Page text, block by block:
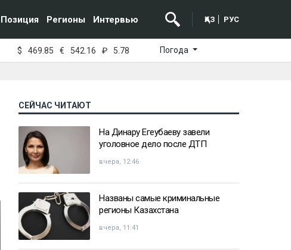
Позиция Регионы Интервью ҚАЗ РУС
$ 469.85 € 542.16 ₽ 5.78 Погода
СЕЙЧАС ЧИТАЮТ
На Динару Егеубаеву завели
уголовное дело после ДТП
вчера, 12:46
Названы самые криминальные
регионы Казахстана
вчера, 11:41